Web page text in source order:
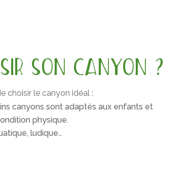
SON CANYON ?
choisir le canyon idéal :
canyons sont adaptés aux enfants et
physique.
ludique…